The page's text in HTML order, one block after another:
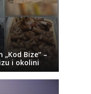
Bize“ –
i okolini